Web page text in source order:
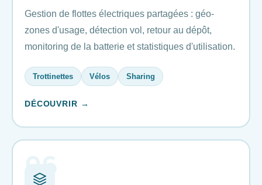
Gestion de flottes électriques partagées : géo-
zones d'usage, détection vol, retour au dépôt,
monitoring de la batterie et statistiques d'utilisation.
Trottinettes Vélos Sharing
DÉCOUVRIR →
06